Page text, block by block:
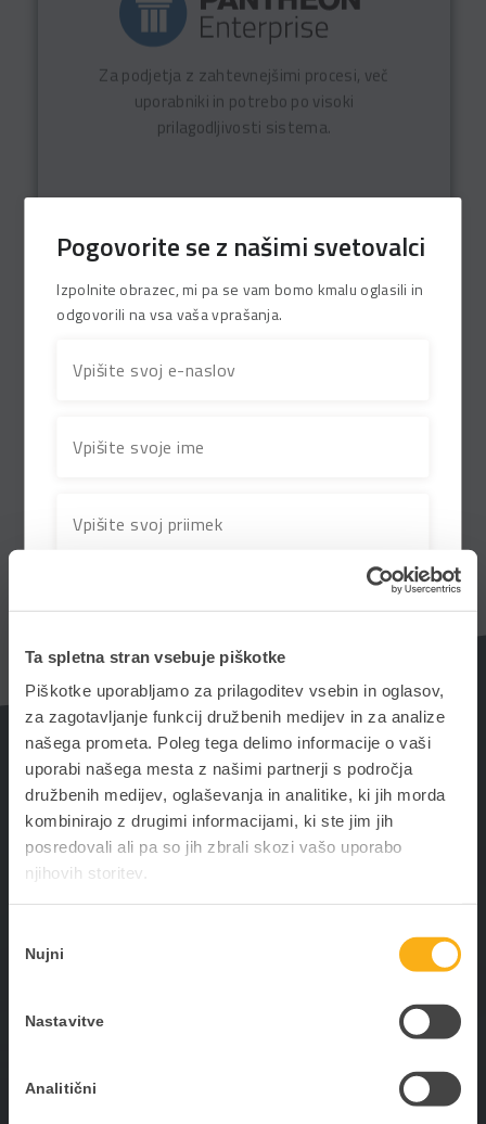
Ta spletna stran vsebuje piškotke
Piškotke uporabljamo za prilagoditev vsebin in oglasov,
za zagotavljanje funkcij družbenih medijev in za analize
našega prometa. Poleg tega delimo informacije o vaši
uporabi našega mesta z našimi partnerji s področja
družbenih medijev, oglaševanja in analitike, ki jih morda
kombinirajo z drugimi informacijami, ki ste jim jih
posredovali ali pa so jih zbrali skozi vašo uporabo
njihovih storitev.
soglasja
Nujni
Nastavitve
Analitični
Za podjetja z zahtevnejšimi procesi, več
uporabniki in potrebo po visoki
prilagodljivosti sistema.
PANTHEON Enterprise je celovit ERP sistem,
ki podpira kompleksno poslovanje, analitiko
in dolgoročno rast podjetja.
Več o PANTHEON Enterprise
Za podjetja v maloprodaji, ki potrebujejo
PANTHEON Retail omogoča učinkovito
vodenje blagajniškega poslovanja ne glede na
mest.
Vam lahko pomagamo pri izboljšanju
boste poiskali rešitev, ki bo optimizirala vaše procese
Pogovorite se z našimi svetovalci
Izpolnite obrazec, mi pa se vam bomo kmalu oglasili in
odgovorili na vsa vaša vprašanja.
Dovoljujem, da Datalab SI d.o.o. in Datalab d.d. moje
spremljanje mojih aktivnosti na spletni strani ter
ponudb.